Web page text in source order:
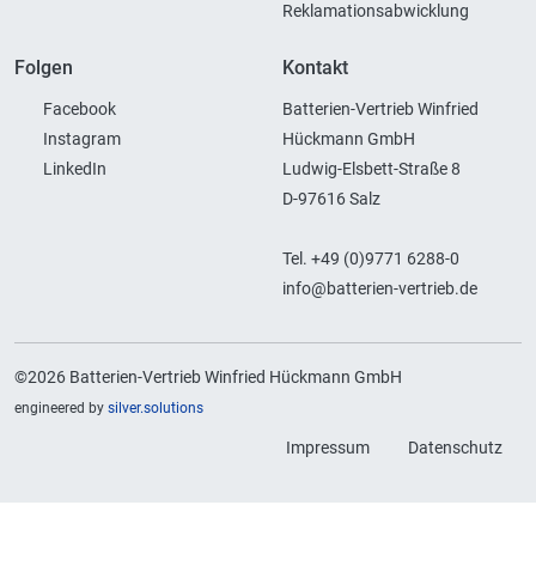
Reklamationsabwicklung
Folgen
Facebook
Instagram
LinkedIn
Kontakt
Batterien-Vertrieb Winfried
Hückmann GmbH
Ludwig-Elsbett-Straße 8
D-97616 Salz
Tel. +49 (0)9771 6288-0
info@batterien-vertrieb.de
©2026 Batterien-Vertrieb Winfried Hückmann GmbH
engineered by silver.solutions
Impressum Datenschutz